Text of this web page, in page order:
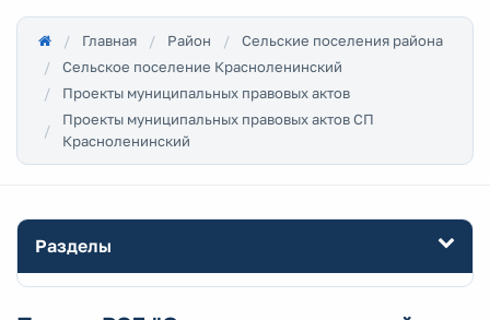
Главная Район
Сельские поселения района
Сельское поселение Красноленинский
Проекты муниципальных правовых актов
Проекты муниципальных правовых актов СП
Красноленинский
Разделы